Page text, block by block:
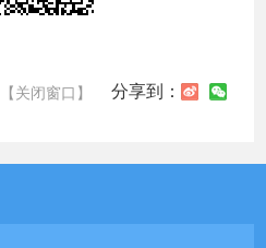
【关闭窗口】 分享到：